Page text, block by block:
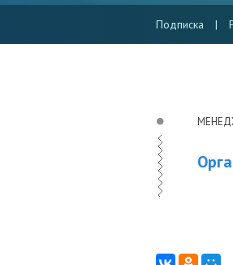
Подписка |